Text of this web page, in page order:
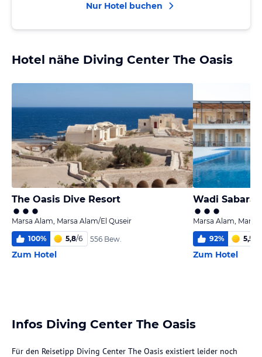
Nur Hotel buchen
Hotel nähe Diving Center The Oasis
The Oasis Dive Resort
Marsa Alam, Marsa Alam/El Quseir
100% 5,8/6 556 Bew.
Zum Hotel
Wadi
Marsa Alam,
92% 5,5
Zum Hotel
Infos Diving Center The Oasis
Für den Reisetipp Diving Center The Oasis existiert leider noch